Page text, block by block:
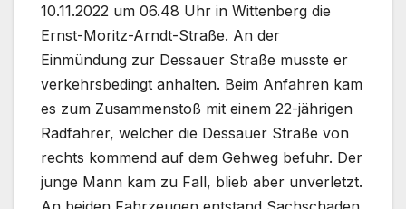
10.11.2022 um 06.48 Uhr in Wittenberg die
Ernst-Moritz-Arndt-Straße. An der
Einmündung zur Dessauer Straße musste er
verkehrsbedingt anhalten. Beim Anfahren kam
es zum Zusammenstoß mit einem 22-jährigen
Radfahrer, welcher die Dessauer Straße von
rechts kommend auf dem Gehweg befuhr. Der
junge Mann kam zu Fall, blieb aber unverletzt.